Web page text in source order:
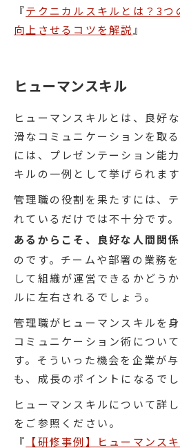
『テクニカルスキルとは？3つ
向上させるコツを解説 』
ヒューマンスキル
ヒューマンスキルとは、良好
滑なコミュニケーションを取
には、プレゼンテーション能
キルの一例として挙げられます
管理職の役割を果たすには、
れているだけでは不十分です。
あるからこそ、良好な人間関
のです。チームや部署の業務
して組織が運営できるかどう
ルに左右されるでしょう。
管理職がヒューマンスキルを
コミュニケーション術につい
す。そういった機会を企業が
も、成長のポイントになるでし
ヒューマンスキルについて詳
をご参照ください。
『 【研修事例】ヒューマンス